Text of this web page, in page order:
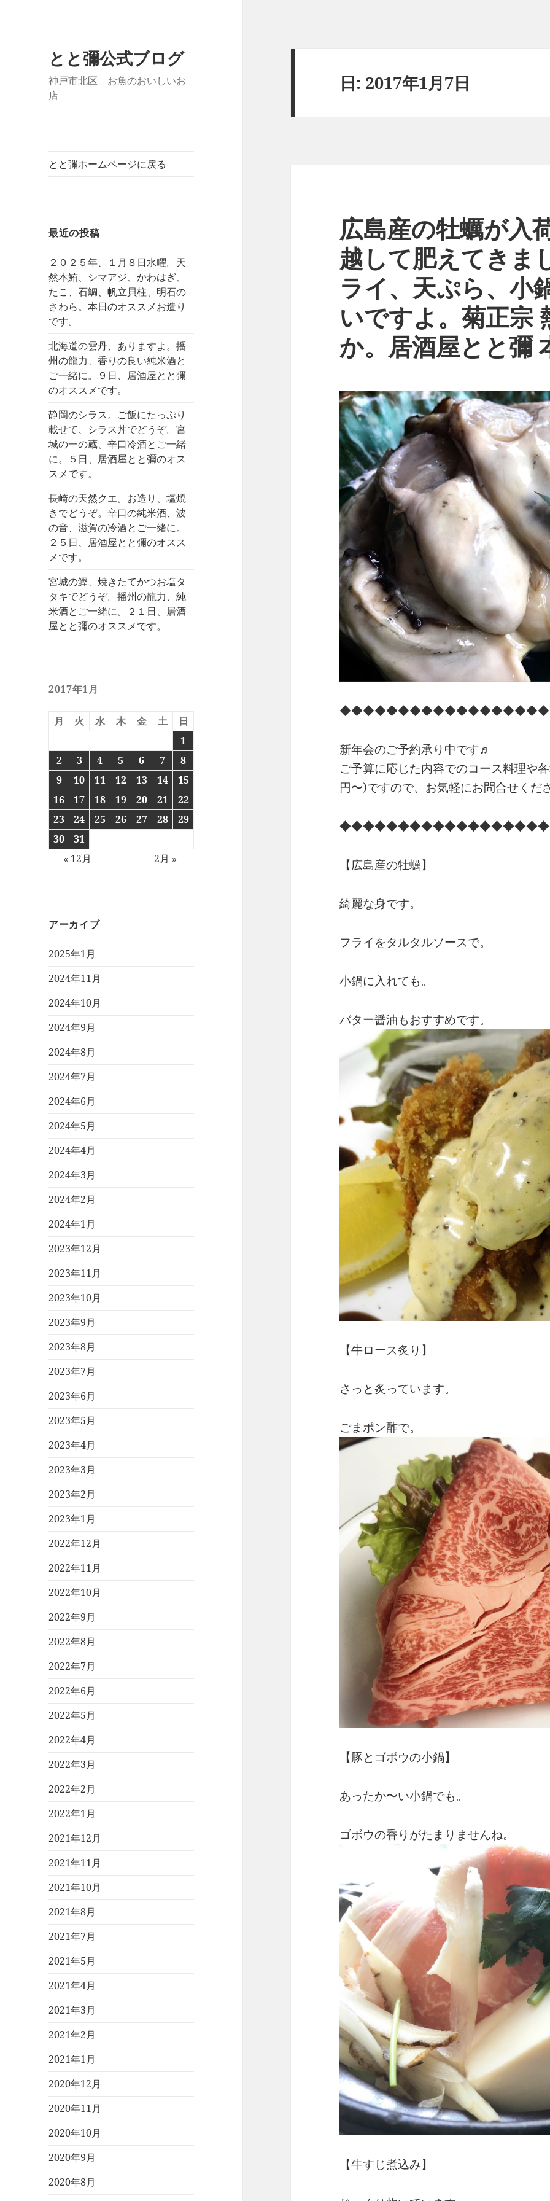
とと彌公式ブログ
神戸市北区 お魚のおいしいお
店
とと彌ホームページに戻る
最近の投稿
２０２５年、１月８日水曜。天
然本鮪、シマアジ、かわはぎ、
たこ、石鯛、帆立貝柱、明石の
さわら。本日のオススメお造り
です。
北海道の雲丹、ありますよ。播
州の龍力、香りの良い純米酒と
ご一緒に。９日、居酒屋とと彌
のオススメです。
静岡のシラス。ご飯にたっぷり
載せて、シラス丼でどうぞ。宮
城の一の蔵、辛口冷酒とご一緒
に。５日、居酒屋とと彌のオス
スメです。
長崎の天然クエ。お造り、塩焼
きでどうぞ。辛口の純米酒、波
の音、滋賀の冷酒とご一緒に。
２５日、居酒屋とと彌のオスス
メです。
宮城の鰹、焼きたてかつお塩タ
タキでどうぞ。播州の龍力、純
米酒とご一緒に。２１日、居酒
屋とと彌のオススメです。
2017年1月
月 火 水 木 金 土
日
1
2
3 4 5 6 7
8
9
10 11 12 13 14
15
16
17 18 19 20 21
22
23
24 25 26 27 28
29
30
31
« 12月
2月 »
アーカイブ
2025年1月
2024年11月
2024年10月
2024年9月
2024年8月
2024年7月
2024年6月
2024年5月
2024年4月
2024年3月
2024年2月
2024年1月
2023年12月
2023年11月
2023年10月
2023年9月
2023年8月
2023年7月
2023年6月
2023年5月
2023年4月
2023年3月
2023年2月
2023年1月
2022年12月
2022年11月
2022年10月
2022年9月
2022年8月
2022年7月
2022年6月
2022年5月
2022年4月
2022年3月
2022年2月
2022年1月
2021年12月
2021年11月
2021年10月
2021年8月
2021年7月
2021年5月
2021年4月
2021年3月
2021年2月
2021年1月
2020年12月
2020年11月
2020年10月
2020年9月
2020年8月
日: 2017年1月7日
広島産の牡蠣が入
越して肥えてきま
ライ、天ぷら、小
いですよ。菊正宗
か。居酒屋とと彌
新年会のご予約承り中です♬
ご予算に応じた内容でのコース料理や
円〜)ですので、お気軽にお問合せく
【広島産の牡蠣】
綺麗な身です。
フライをタルタルソースで。
小鍋に入れても。
バター醤油もおすすめです。
【牛ロース炙り】
さっと炙っています。
ごまポン酢で。
【豚とゴボウの小鍋】
あったか〜い小鍋でも。
ゴボウの香りがたまりませんね。
【牛すじ煮込み】